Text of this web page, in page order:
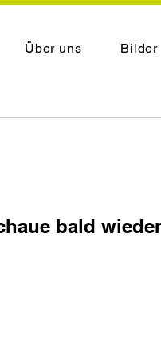
Über uns Bilder
bald wieder